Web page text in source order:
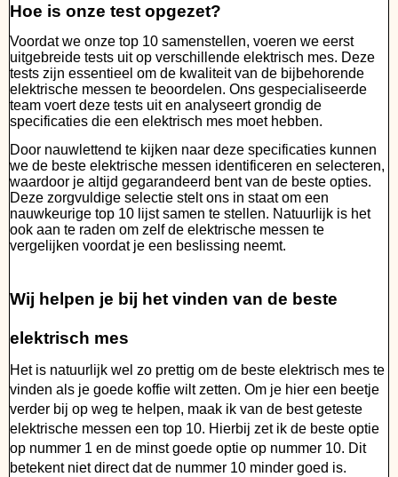
Hoe is onze test opgezet?
Voordat we onze top 10 samenstellen, voeren we eerst
uitgebreide tests uit op verschillende elektrisch mes. Deze
tests zijn essentieel om de kwaliteit van de bijbehorende
elektrische messen te beoordelen. Ons gespecialiseerde
team voert deze tests uit en analyseert grondig de
specificaties die een elektrisch mes moet hebben.
Door nauwlettend te kijken naar deze specificaties kunnen
we de beste elektrische messen identificeren en selecteren,
waardoor je altijd gegarandeerd bent van de beste opties.
Deze zorgvuldige selectie stelt ons in staat om een
nauwkeurige top 10 lijst samen te stellen. Natuurlijk is het
ook aan te raden om zelf de elektrische messen te
vergelijken voordat je een beslissing neemt.
Wij helpen je bij het vinden van de beste
elektrisch mes
Het is natuurlijk wel zo prettig om de beste elektrisch mes te
vinden als je goede koffie wilt zetten. Om je hier een beetje
verder bij op weg te helpen, maak ik van de best geteste
elektrische messen een top 10. Hierbij zet ik de beste optie
op nummer 1 en de minst goede optie op nummer 10. Dit
betekent niet direct dat de nummer 10 minder goed is.